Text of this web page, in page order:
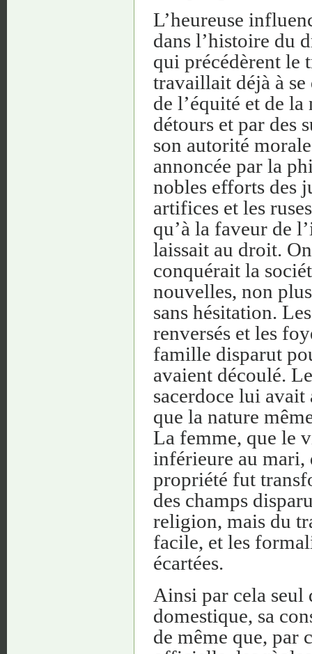
L’heureuse
dans l’histoire du
qui précédèrent le
travaillait déjà à
de l’équité et de
détours et par des
son autorité
annoncée par la
nobles efforts des
artifices et les
qu’à la faveur de
laissait au droit.
conquérait la
nouvelles, non
sans hésitation.
renversés et les
famille disparut
avaient découlé.
sacerdoce lui avait
que la nature
La femme, que le
inférieure au mari,
propriété fut
des champs
religion, mais du
facile, et les
écartées.
Ainsi par cela
domestique, sa
de même que, par